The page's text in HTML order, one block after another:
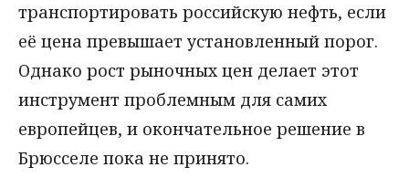
транспортировать российскую нефть, если
её цена превышает установленный порог.
Однако рост рыночных цен делает этот
инструмент проблемным для самих
европейцев, и окончательное решение в
Брюсселе пока не принято.